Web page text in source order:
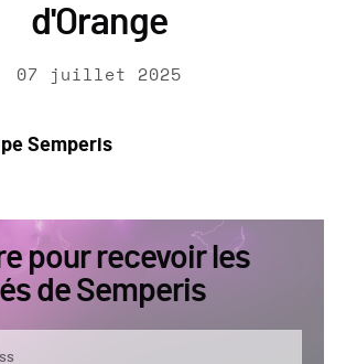
d'Orange
07 juillet 2025
Semperis
pour recevoir les
de Semperis